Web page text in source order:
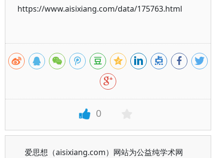
https://www.aisixiang.com/data/175763.html
0
爱思想（aisixiang.com）网站为公益纯学术网